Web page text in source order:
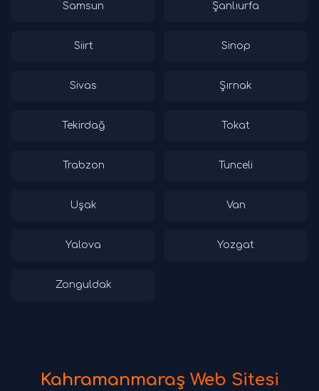
Samsun Şanlıurfa
Siirt Sinop
Sivas Şırnak
Tekirdağ Tokat
Trabzon Tunceli
Uşak Van
Yalova Yozgat
Zonguldak
Kahramanmaraş Web Sitesi